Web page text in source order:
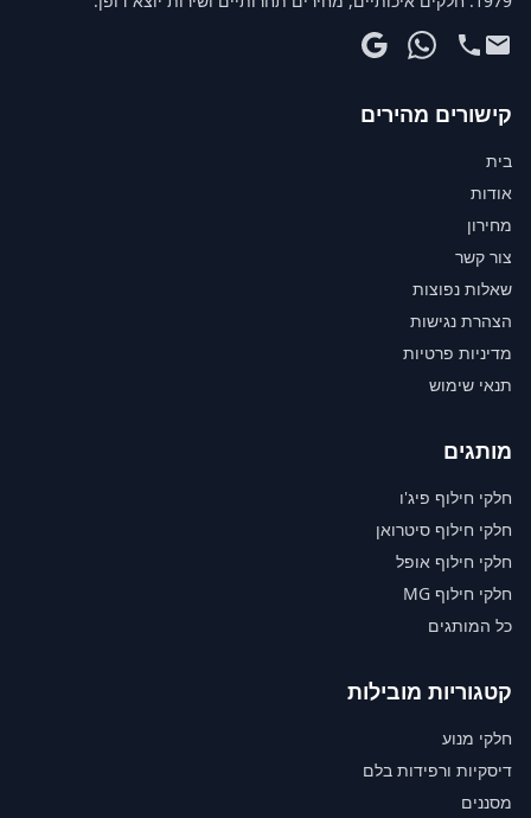
קישורים מהירים
בית
אודות
מחירון
צור קשר
שאלות נפוצות
הצהרת נגישות
מדיניות פרטיות
תנאי שימוש
מותגים
חלקי חילוף פיג'ו
חלקי חילוף סיטרואן
חלקי חילוף אופל
חלקי חילוף MG
כל המותגים
קטגוריות מובילות
חלקי מנוע
דיסקיות ורפידות בלם
מסננים